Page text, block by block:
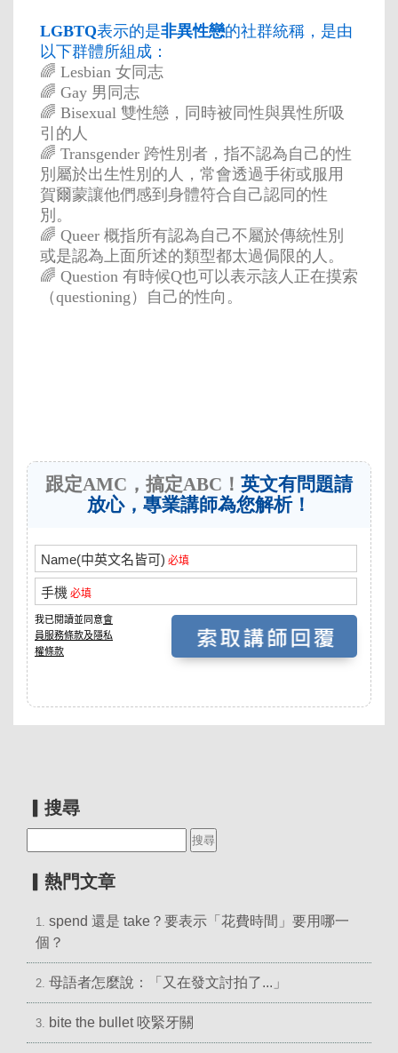
LGBTQ表示的是非異性戀的社群統稱，是由
以下群體所組成：
🌈 Lesbian 女同志
🌈 Gay 男同志
🌈 Bisexual 雙性戀，同時被同性與異性所吸
引的人
🌈 Transgender 跨性別者，指不認為自己的性
別屬於出生性別的人，常會透過手術或服用
賀爾蒙讓他們感到身體符合自己認同的性
別。
🌈 Queer 概指所有認為自己不屬於傳統性別
或是認為上面所述的類型都太過侷限的人。
🌈 Question 有時候Q也可以表示該人正在摸索
（questioning）自己的性向。
跟定AMC，搞定ABC！ 英文有問題請
放心，專業講師為您解析！
▎搜尋
▎熱門文章
1.
spend 還是 take？要表示「花費時間」要用哪一
個？
2. 母語者怎麼說：「又在發文討拍了...」
3. bite the bullet 咬緊牙關